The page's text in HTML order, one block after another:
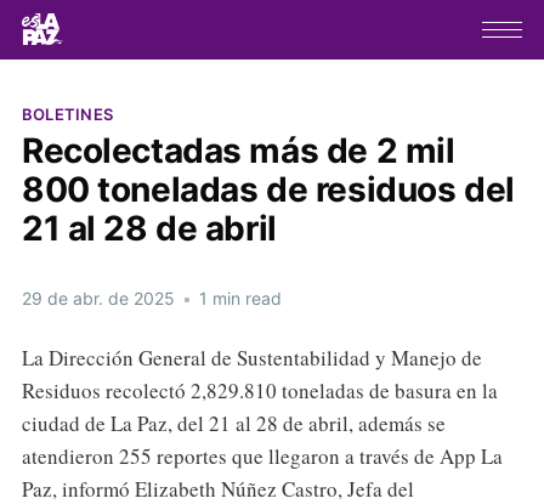
BOLETINES
Recolectadas más de 2 mil
800 toneladas de residuos del
21 al 28 de abril
29 de abr. de 2025 • 1 min read
La Dirección General de Sustentabilidad y Manejo de
Residuos recolectó 2,829.810 toneladas de basura en la
ciudad de La Paz, del 21 al 28 de abril, además se
atendieron 255 reportes que llegaron a través de App La
Paz, informó Elizabeth Núñez Castro, Jefa del